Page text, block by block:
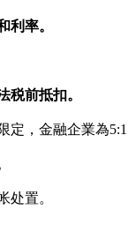
利率。
税前抵扣。
，金融企業為5:1
处置。